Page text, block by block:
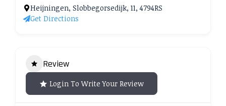
Heijningen, Slobbegorsedijk, 11, 4794RS
Get Directions
Review
Login To Write Your Review